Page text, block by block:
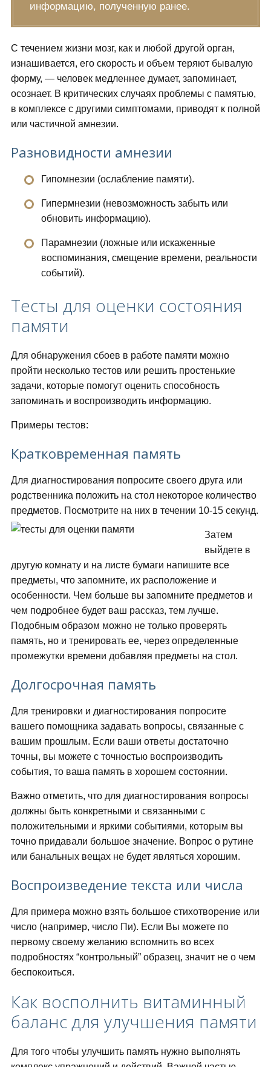
информацию, полученную ранее.
С течением жизни мозг, как и любой другой орган,
изнашивается, его скорость и объем теряют бывалую
форму, — человек медленнее думает, запоминает,
осознает. В критических случаях проблемы с памятью,
в комплексе с другими симптомами, приводят к полной
или частичной амнезии.
Разновидности амнезии
Гипомнезии (ослабление памяти).
Гипермнезии (невозможность забыть или
обновить информацию).
Парамнезии (ложные или искаженные
воспоминания, смещение времени, реальности
событий).
Тесты для оценки состояния
памяти
Для обнаружения сбоев в работе памяти можно
пройти несколько тестов или решить простенькие
задачи, которые помогут оценить способность
запоминать и воспроизводить информацию.
Примеры тестов:
Кратковременная память
Для диагностирования попросите своего друга или
родственника положить на стол некоторое количество
предметов. Посмотрите на них в течении 10-15 секунд.
Затем
выйдете в
другую комнату и на листе бумаги напишите все
предметы, что запомните, их расположение и
особенности. Чем больше вы запомните предметов и
чем подробнее будет ваш рассказ, тем лучше.
Подобным образом можно не только проверять
память, но и тренировать ее, через определенные
промежутки времени добавляя предметы на стол.
Долгосрочная память
Для тренировки и диагностирования попросите
вашего помощника задавать вопросы, связанные с
вашим прошлым. Если ваши ответы достаточно
точны, вы можете с точностью воспроизводить
события, то ваша память в хорошем состоянии.
Важно отметить, что для диагностирования вопросы
должны быть конкретными и связанными с
положительными и яркими событиями, которым вы
точно придавали большое значение. Вопрос о рутине
или банальных вещах не будет являться хорошим.
Воспроизведение текста или числа
Для примера можно взять большое стихотворение или
число (например, число Пи). Если Вы можете по
первому своему желанию вспомнить во всех
подробностях “контрольный” образец, значит не о чем
беспокоиться.
Как восполнить витаминный
баланс для улучшения памяти
Для того чтобы улучшить память нужно выполнять